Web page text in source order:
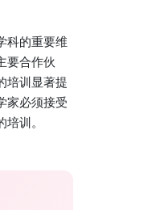
科的重要维
要合作伙
培训显著提
家必须接受
训。